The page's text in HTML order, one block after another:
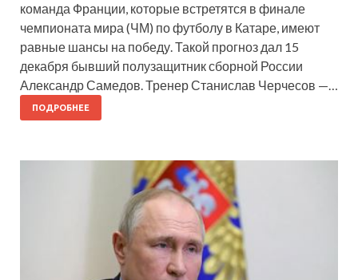
команда Франции, которые встретятся в финале
чемпионата мира (ЧМ) по футболу в Катаре, имеют
равные шансы на победу. Такой прогноз дал 15
декабря бывший полузащитник сборной России
Александр Самедов. Тренер Станислав Черчесов —…
ПОДРОБНЕЕ